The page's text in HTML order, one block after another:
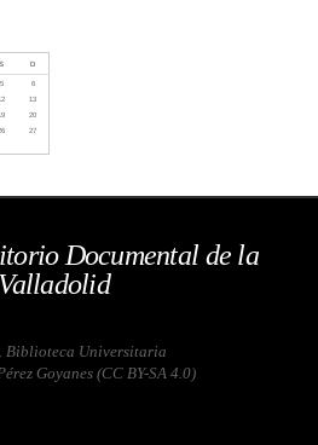
S D
5
6
13
20
27
Documental de la
Biblioteca Universitaria
Goyanes (CC BY-SA 4.0)